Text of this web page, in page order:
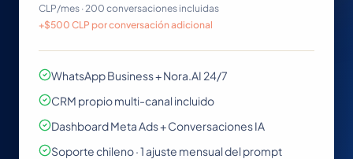
CLP/mes · 200 conversaciones incluidas
+$500 CLP por conversación adicional
WhatsApp Business + Nora.AI 24/7
CRM propio multi-canal incluido
Dashboard Meta Ads + Conversaciones IA
Soporte chileno · 1 ajuste mensual del prompt